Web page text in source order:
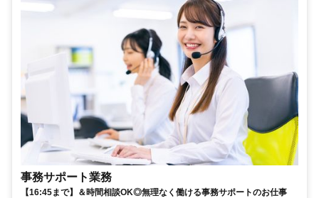
事務サポート業務
【16:45まで】＆時間相談OK◎無理なく働ける事務サポートのお仕事